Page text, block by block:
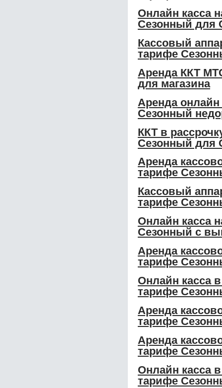
Онлайн касса
Сезонный для
Кассовый
тарифе
Аренда ККТ
для магазина
Аренда
Сезонный
ККТ в
Сезонный для
Аренда
тарифе
Кассовый
тарифе
Онлайн касса
Сезонный с
Аренда
тарифе
Онлайн касса
тарифе
Аренда
тарифе
Аренда
тарифе
Онлайн касса
тарифе